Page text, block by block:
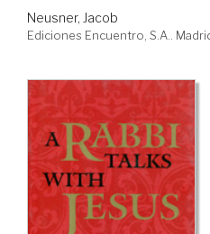
Neusner, Jacob
Ediciones Encuentro, S.A..